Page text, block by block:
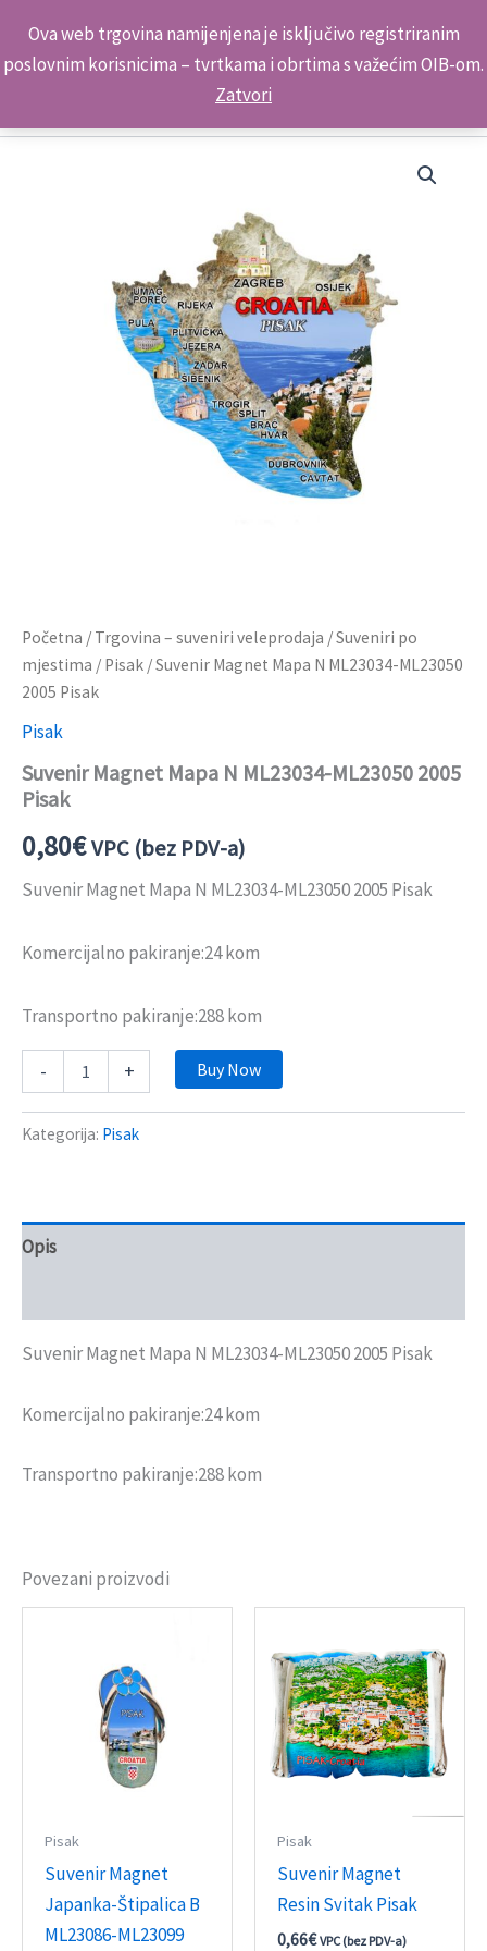
Ova web trgovina namijenjena je isključivo registriranim
poslovnim korisnicima – tvrtkama i obrtima s važećim OIB-om.
Zatvori
content
Kontakt telefon: +385 98 179 3891
Početna / Trgovina – suveniri veleprodaja /Suveniri po
mjestima / Pisak / Suvenir Magnet Mapa N ML23034-ML23050
2005 Pisak
Pisak
Suvenir Magnet Mapa N ML23034-ML23050 2005
Pisak
0,80€VPC (bez PDV-a)
Suvenir Magnet Mapa N ML23034-ML23050 2005 Pisak
Komercijalno pakiranje:24 kom
Transportno pakiranje:288 kom
- + Buy Now
Kategorija: Pisak
Opis
Suvenir Magnet Mapa N ML23034-ML23050 2005 Pisak
Komercijalno pakiranje:24 kom
Transportno pakiranje:288 kom
Povezani proizvodi
Pisak
Suvenir Magnet
Japanka-Štipalica B
ML23086-ML23099
Pisak
Suvenir Magnet
Resin Svitak Pisak
0,66€ VPC (bez PDV-a)